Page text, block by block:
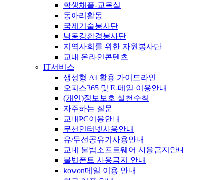
학생채플-교목실
동아리활동
국제기술봉사단
낙동강환경봉사단
지역사회를 위한 자원봉사단
교내 온라인콘텐츠
IT서비스
생성형 AI 활용 가이드라인
오피스365 및 E-메일 이용안내
(개인)정보보호 실천수칙
자주하는 질문
교내PC이용안내
무선인터넷사용안내
유/무선공유기사용안내
교내 불법소프트웨어 사용금지안내
불법폰트 사용금지 안내
kowon메일 이용 안내